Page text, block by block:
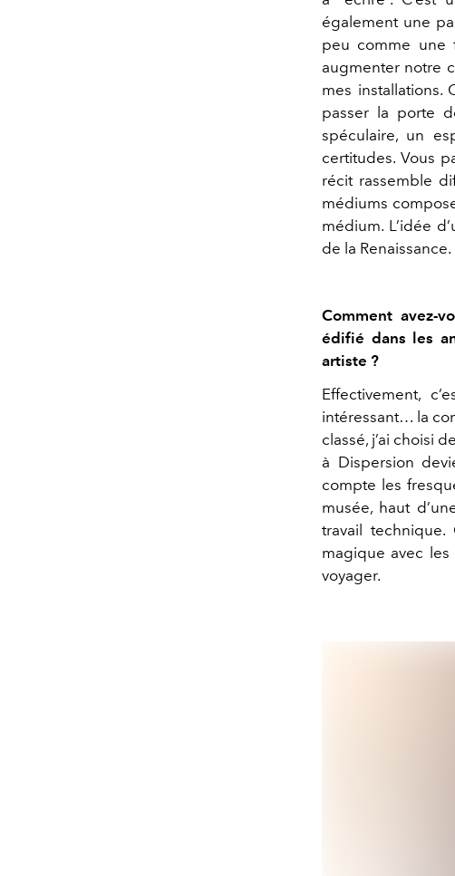
également une
peu comme une
augmenter notre
mes installations.
passer la porte
spéculaire, un
certitudes. Vous
récit rassemble
médiums
médium. L’idée
de la Renaissance.
Comment avez-
édifié dans les
artiste ?
Effectivement,
intéressant… la
classé, j’ai choisi
à Dispersion
compte les
musée, haut
travail
magique avec
voyager.